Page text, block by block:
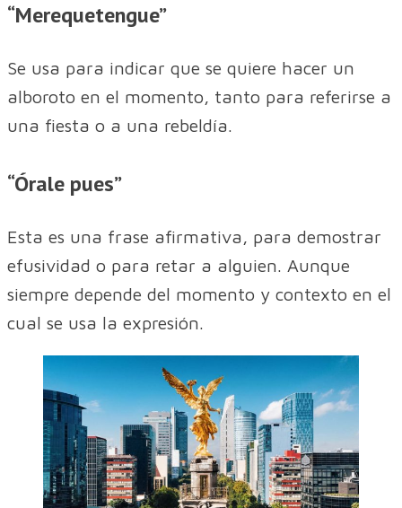
“Merequetengue”
Se usa para indicar que se quiere hacer un
alboroto en el momento, tanto para referirse a
una fiesta o a una rebeldía.
“Órale pues”
Esta es una frase afirmativa, para demostrar
efusividad o para retar a alguien. Aunque
siempre depende del momento y contexto en el
cual se usa la expresión.